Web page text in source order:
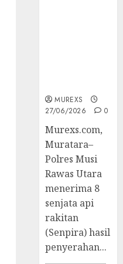
MUREXS
27/06/2026
0
Murexs.com,
Muratara–
Polres Musi
Rawas Utara
menerima 8
senjata api
rakitan
(Senpira) hasil
penyerahan...